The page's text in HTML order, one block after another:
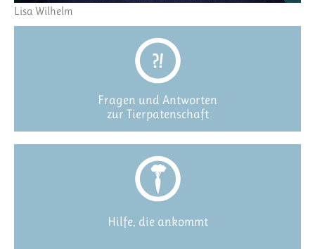
Lisa Wilhelm
Fragen und Antworten
zur Tierpatenschaft
Hilfe, die ankommt